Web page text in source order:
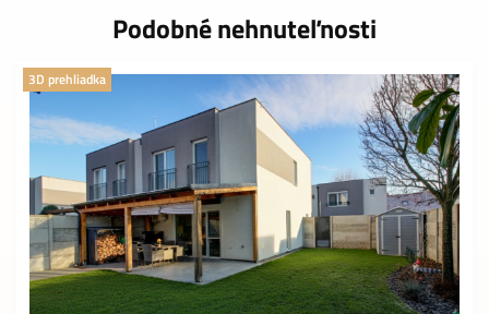
Podobné nehnuteľnosti
3D prehliadka